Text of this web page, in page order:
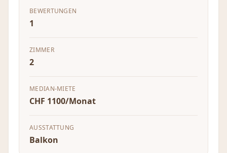
BEWERTUNGEN
1
ZIMMER
2
MEDIAN-MIETE
CHF 1100/Monat
AUSSTATTUNG
Balkon